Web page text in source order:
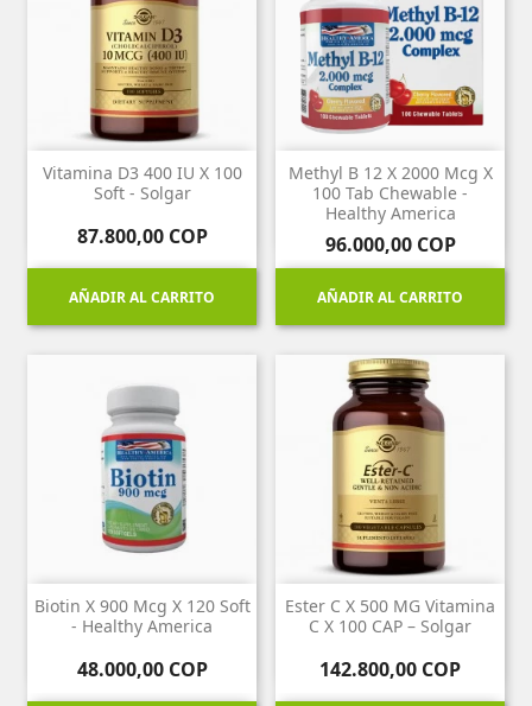
Vitamina D3 400 IU X 100
Soft - Solgar
Precio
87.800,00 COP
AÑADIR AL CARRITO
Methyl B 12 X 2000 Mcg X
100 Tab Chewable -
Healthy America
Precio
96.000,00 COP
AÑADIR AL CARRITO
Biotin X 900 Mcg X 120 Soft
- Healthy America
Precio
48.000,00 COP
Ester C X 500 MG Vitamina
C X 100 CAP – Solgar
Precio
142.800,00 COP